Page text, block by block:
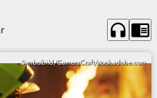
headphones chrome_reader_mode
Symbolbild/CameraCraft/stock.adobe.com